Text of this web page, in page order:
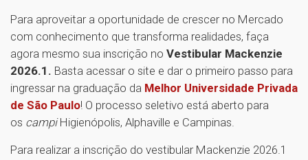
Para aproveitar a oportunidade de crescer no Mercado
com conhecimento que transforma realidades, faça
agora mesmo sua inscrição no Vestibular Mackenzie
2026.1. Basta acessar o site e dar o primeiro passo para
ingressar na graduação da Melhor Universidade Privada
de São Paulo! O processo seletivo está aberto para
os campiHigienópolis, Alphaville e Campinas.
Para realizar a inscrição do vestibular Mackenzie 2026.1